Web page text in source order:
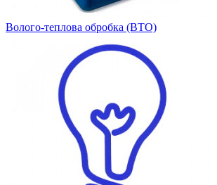
Волого-теплова обробка (ВТО)